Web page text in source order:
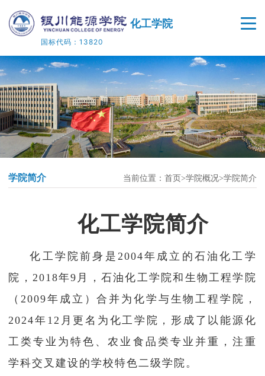
化工学院
国标代码：13820
学院概况
师资队伍
人才培养
教学科研
学生工作
学院官网
学院简介 当前位置： 首页 学院概况 学院简介
化工学院简介
化工学院前身是2004年成立的石油化工学
院，2018年9月，石油化工学院和生物工程学院
（2009年成立）合并为化学与生物工程学院，
2024年12月更名为化工学院，形成了以能源化
工类专业为特色、农业食品类专业并重，注重
学科交叉建设的学校特色二级学院。